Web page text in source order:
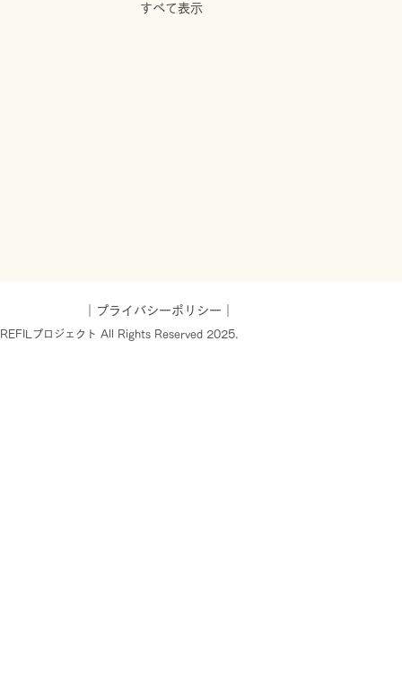
すべて表示
プライバシーポリシー
プロジェクト All Rights Reserved 2025.